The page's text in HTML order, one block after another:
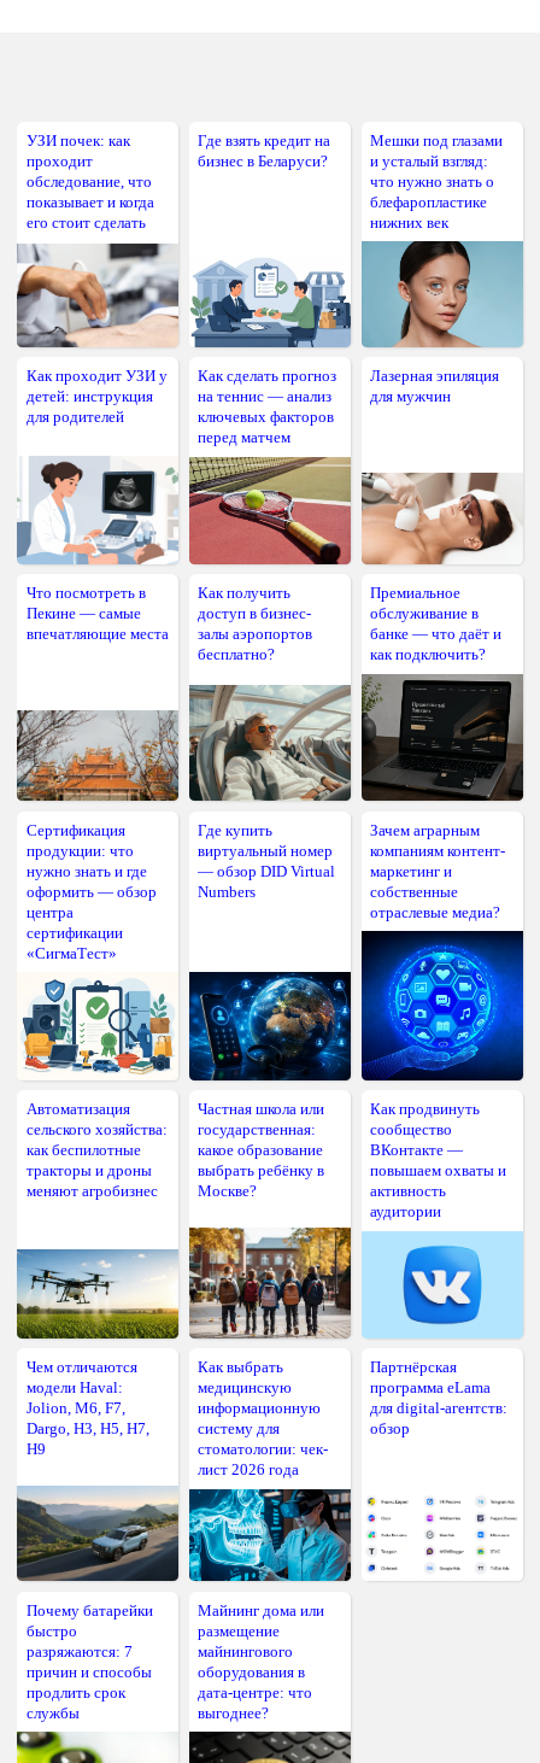
УЗИ почек: как
проходит
обследование, что
показывает и когда
его стоит сделать
Где взять кредит на
бизнес в Беларуси?
Мешки под глазами
и усталый взгляд:
что нужно знать о
блефаропластике
нижних век
Как проходит УЗИ у
детей: инструкция
для родителей
Как сделать прогноз
на теннис — анализ
ключевых факторов
перед матчем
Лазерная эпиляция
для мужчин
Что посмотреть в
Пекине — самые
впечатляющие места
Как получить
доступ в бизнес-
залы аэропортов
бесплатно?
Премиальное
обслуживание в
банке — что даёт и
как подключить?
Сертификация
продукции: что
нужно знать и где
оформить — обзор
центра
сертификации
«СигмаТест»
Где купить
виртуальный номер
— обзор DID Virtual
Numbers
Зачем аграрным
компаниям контент-
маркетинг и
собственные
отраслевые медиа?
Автоматизация
сельского хозяйства:
как беспилотные
тракторы и дроны
меняют агробизнес
Частная школа или
государственная:
какое образование
выбрать ребёнку в
Москве?
Как продвинуть
сообщество
ВКонтакте —
повышаем охваты и
активность
аудитории
Чем отличаются
модели Haval:
Jolion, M6, F7,
Dargo, H3, H5, H7,
H9
Как выбрать
медицинскую
информационную
систему для
стоматологии: чек-
лист 2026 года
Партнёрская
программа eLama
для digital-агентств:
обзор
Почему батарейки
быстро
разряжаются: 7
причин и способы
продлить срок
службы
Майнинг дома или
размещение
майнингового
оборудования в
дата-центре: что
выгоднее?